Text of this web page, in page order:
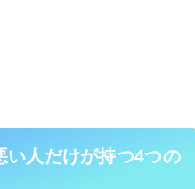
い人だけが持つ4つの